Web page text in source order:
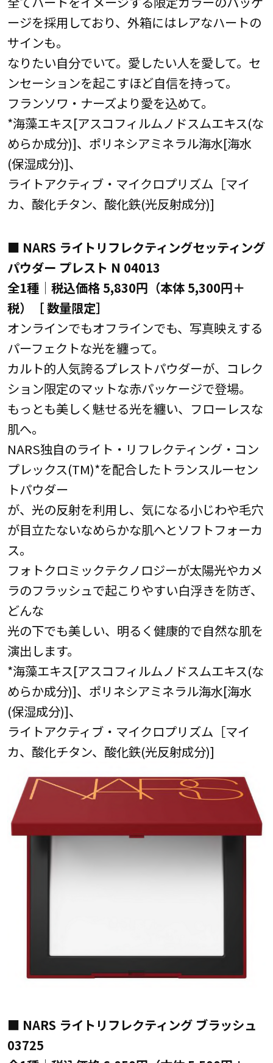
ージを採用しており、外箱にはレアなハートの
サインも。
なりたい自分でいて。愛したい人を愛して。セ
ンセーションを起こすほど自信を持って。
フランソワ・ナーズより愛を込めて。
*海藻エキス[アスコフィルムノドスムエキス(な
めらか成分)]、ポリネシアミネラル海水[海水
(保湿成分)]、
ライトアクティブ・マイクロプリズム［マイ
カ、酸化チタン、酸化鉄(光反射成分)]
■ NARS ライトリフレクティングセッティング
パウダー プレスト N 04013
全1種│税込価格 5,830円（本体 5,300円＋
税）［ 数量限定］
オンラインでもオフラインでも、写真映えする
パーフェクトな光を纏って。
カルト的人気誇るプレストパウダーが、コレク
ション限定のマットな赤パッケージで登場。
もっとも美しく魅せる光を纏い、フローレスな
肌へ。
NARS独自のライト・リフレクティング・コン
プレックス(TM)*を配合したトランスルーセン
トパウダー
が、光の反射を利用し、気になる小じわや毛穴
が目立たないなめらかな肌へとソフトフォーカ
ス。
フォトクロミックテクノロジーが太陽光やカメ
ラのフラッシュで起こりやすい白浮きを防ぎ、
どんな
光の下でも美しい、明るく健康的で自然な肌を
演出します。
*海藻エキス[アスコフィルムノドスムエキス(な
めらか成分)]、ポリネシアミネラル海水[海水
(保湿成分)]、
ライトアクティブ・マイクロプリズム［マイ
カ、酸化チタン、酸化鉄(光反射成分)]
■ NARS ライトリフレクティング ブラッシュ
03725